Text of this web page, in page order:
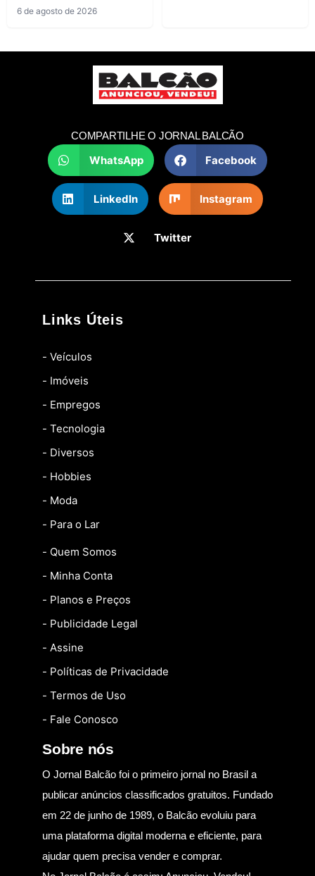
6 de agosto de 2026
COMPARTILHE O JORNAL BALCÃO
WhatsApp Facebook
LinkedIn Instagram
Twitter
Links Úteis
- Veículos
- Imóveis
- Empregos
- Tecnologia
- Diversos
- Hobbies
- Moda
- Para o Lar
- Quem Somos
- Minha Conta
- Planos e Preços
- Publicidade Legal
- Assine
- Políticas de Privacidade
- Termos de Uso
- Fale Conosco
Sobre nós
O Jornal Balcão foi o primeiro jornal no Brasil a
publicar anúncios classificados gratuitos. Fundado
em 22 de junho de 1989, o Balcão evoluiu para
uma plataforma digital moderna e eficiente, para
ajudar quem precisa vender e comprar.